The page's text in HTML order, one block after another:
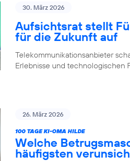
30. März 2026
Aufsichtsrat stellt
für die Zukunft auf
Telekommunikationsanbieter
Erlebnisse und technologischen
26. März 2026
100 TAGE KI-OMA HILDE
Welche
häufigsten